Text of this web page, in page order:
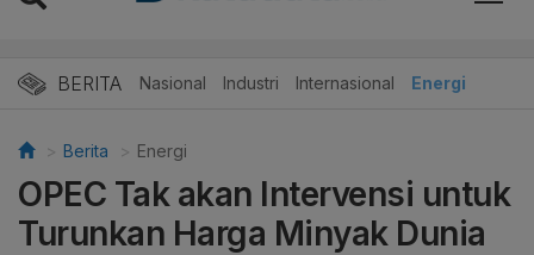
BERITA Nasional Industri Internasional Energi
Berita Energi
OPEC Tak akan Intervensi untuk
Turunkan Harga Minyak Dunia